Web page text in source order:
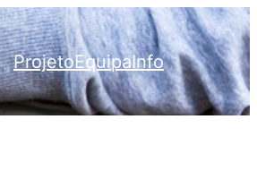
ProjetoEquipaInfo